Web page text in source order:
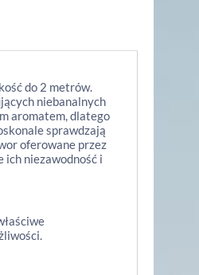
do 2 metrów.
niebanalnych
aromatem, dlatego
sprawdzają
oferowane przez
niezawodność i